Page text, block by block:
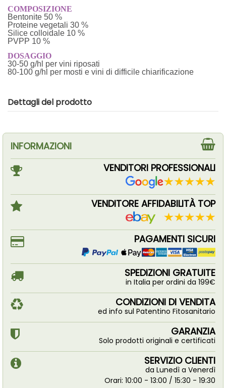
COMPOSIZIONE
Bentonite 50 %
Proteine vegetali 30 %
Silice colloidale 10 %
PVPP 10 %
DOSAGGIO
30-50 g/hl per vini riposati
80-100 g/hl per mosti e vini di difficile chiarificazione
Dettagli del prodotto
INFORMAZIONI
VENDITORI PROFESSIONALI
VENDITORE AFFIDABILITÀ TOP
PAGAMENTI SICURI
SPEDIZIONI GRATUITE
in Italia per ordini da 199€
CONDIZIONI DI VENDITA
ed info sul Patentino Fitosanitario
GARANZIA
Solo prodotti originali e certificati
SERVIZIO CLIENTI
da Lunedì a Venerdì
Orari: 10:00 - 13:00 / 15:30 - 19:30